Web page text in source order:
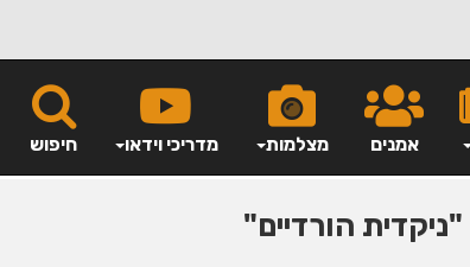
חיפוש מדריכי וידאו מצלמות אמנים
"ניקדית הורדיים"